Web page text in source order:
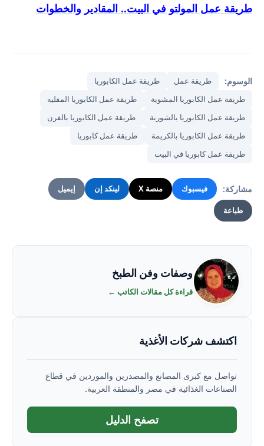
طريقة عمل المولتو في البيت.. المقادير والخطوات
الوسوم: طريقة عمل
طريقة عمل الكابوريا
طريقة عمل الكابوريا المشوية
طريقة عمل الكابوريا المقليه
طريقة عمل الكابوريا بالشوربة
طريقة عمل الكابوريا بالفرن
طريقة عمل الكابوريا بالكريمة
طريقة عمل كابوريا
طريقة عمل كابوريا في البيت
مشاركة: فيسبوك منصة X لينكد إن إيميل
طباعة
وصفات وفن الطبخ
قراءة كل مقالات الكاتب ←
اكتشف شركات الأغذية
تواصل مع كبرى المصانع والمصدرين والموردين في قطاع
الصناعات الغذائية في مصر والمنطقة العربية.
تصفح الدليل